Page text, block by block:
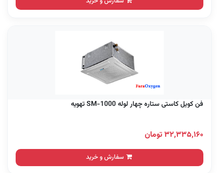
فن کویل کاستی ستاره چهار لوله SM-1000 تهویه
۳۲,۳۳۵,۱۶۰ تومان
سفارش و خرید